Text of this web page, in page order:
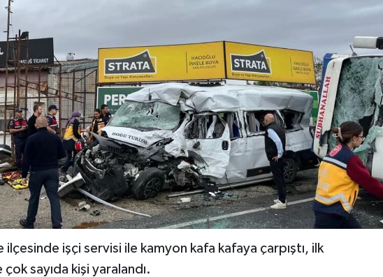
ilçesinde işçi servisi ile kamyon kafa kafaya çarpıştı, ilk
sayıda kişi yaralandı.